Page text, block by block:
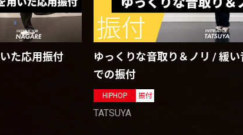
た応用振付
ゆっくりな音取り＆ノリ / 緩い
での振付
HIPHOP 振付
TATSUYA